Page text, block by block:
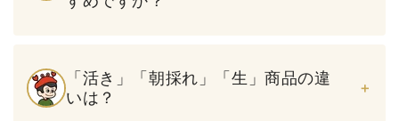
「活き」「朝採れ」「生」商品の違
いは？